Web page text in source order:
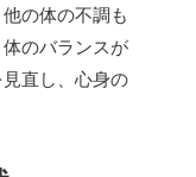
の体の不調も
のバランスが
直し、心身の